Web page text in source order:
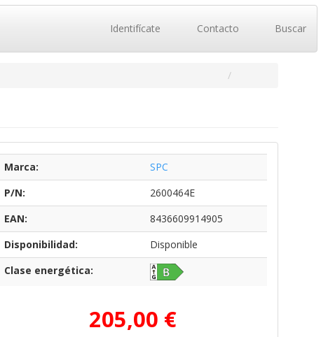
Identifícate Contacto Buscar
Marca:
SPC
P/N:
2600464E
EAN:
8436609914905
Disponibilidad:
Disponible
Clase energética:
205,00 €